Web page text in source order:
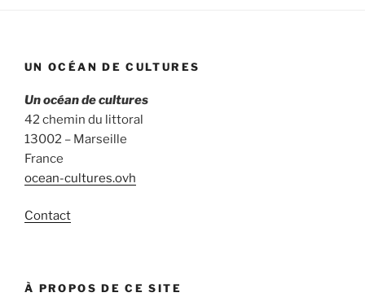
UN OCÉAN DE CULTURES
Un océan de cultures
42 chemin du littoral
13002 – Marseille
France
ocean-cultures.ovh
Contact
À PROPOS DE CE SITE